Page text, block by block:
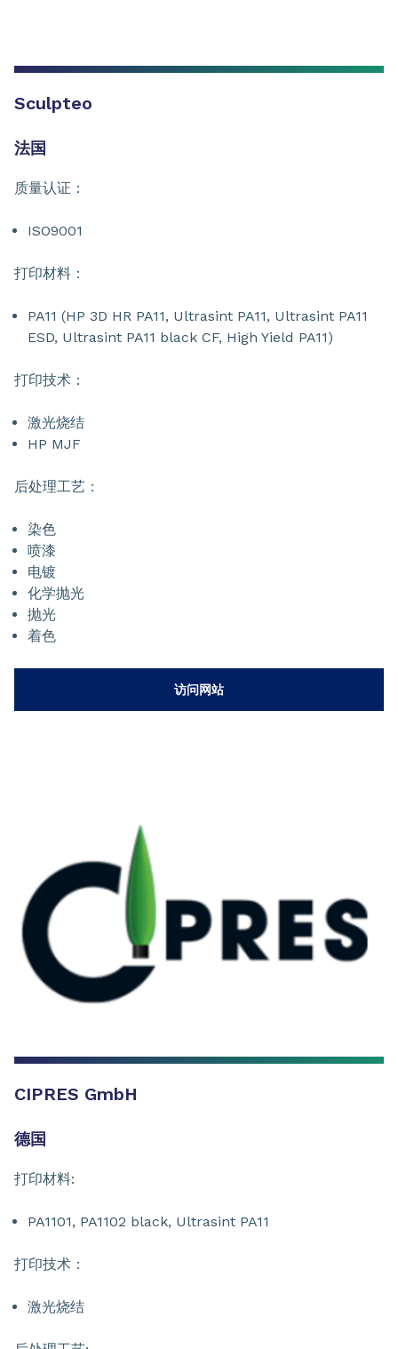
Sculpteo
法国
质量认证：
ISO9001
打印材料：
PA11 (HP 3D HR PA11, Ultrasint PA11, Ultrasint PA11
ESD, Ultrasint PA11 black CF, High Yield PA11)
打印技术：
激光烧结
HP MJF
后处理工艺：
染色
喷漆
电镀
化学抛光
抛光
着色
访问网站
CIPRES GmbH
德国
打印材料:
PA1101, PA1102 black, Ultrasint PA11
打印技术：
激光烧结